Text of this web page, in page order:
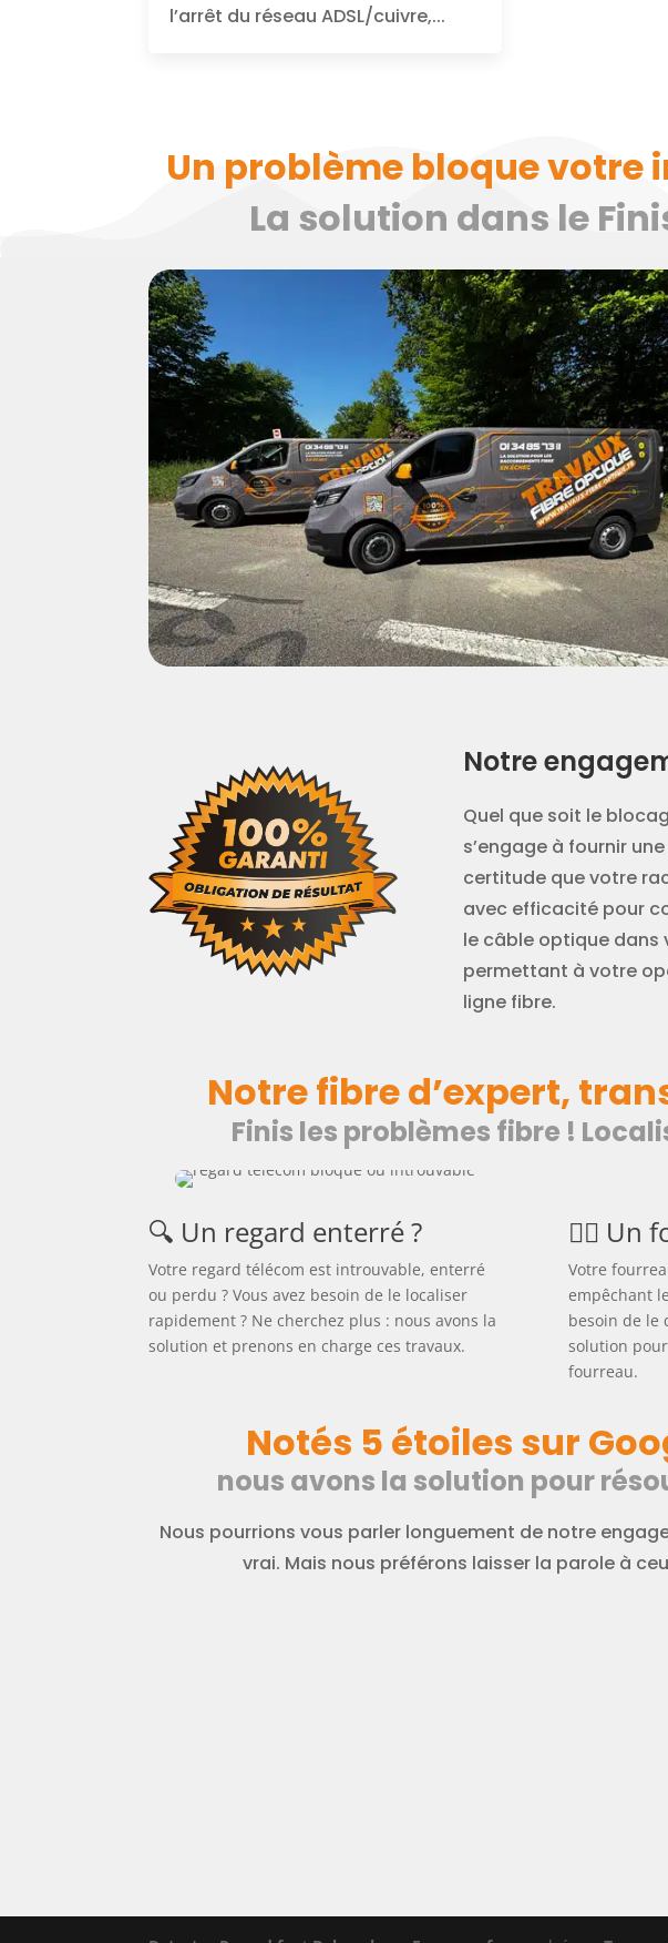
l’arrêt du réseau ADSL/cuivre,...
Un problème bloque votre
La solution dans le
Notre
Quel que soit le
s’engage à fournir
certitude que votre
avec efficacité pour
le câble optique dans
permettant à votre
ligne fibre.
Notre fibre d’expert,
Finis les problèmes fibre !
🔍 Un regard enterré ?
Votre regard télécom est introuvable, enterré
ou perdu ? Vous avez besoin de le localiser
rapidement ? Ne cherchez plus : nous avons la
solution et prenons en charge ces travaux.
🕵️‍♂️ Un
Votre
empêchant
besoin de le
solution
fourreau.
Notés 5 étoiles sur
nous avons la solution pour
Nous pourrions vous parler longuement de notre
vrai. Mais nous préférons laisser la parole à